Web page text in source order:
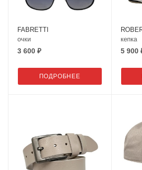
FABRETTI
очки
3 600 ₽
ПОДРОБНЕЕ
кепка
5 900